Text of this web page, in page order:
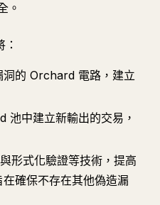
。
洞的 Orchard 電路，建立
池中建立新輸出的交易，
形式化驗證等技術，提高
確保不存在其他偽造漏